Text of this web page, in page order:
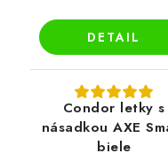
DETAIL
Condor letky s
násadkou AXE
biele